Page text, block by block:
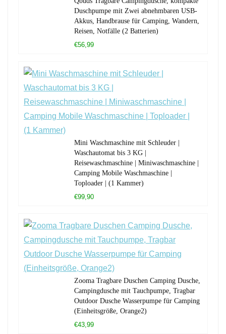
Duschpumpe mit Zwei abnehmbaren USB-
Akkus, Handbrause für Camping, Wandern,
Reisen, Notfälle (2 Batterien)
€56,99
Mini Waschmaschine mit Schleuder |
Waschautomat bis 3 KG |
Reisewaschmaschine | Miniwaschmaschine |
Camping Mobile Waschmaschine |
Toploader | (1 Kammer)
€99,90
Zooma Tragbare Duschen Camping Dusche,
Campingdusche mit Tauchpumpe, Tragbar
Outdoor Dusche Wasserpumpe für Camping
(Einheitsgröße, Orange2)
€43,99